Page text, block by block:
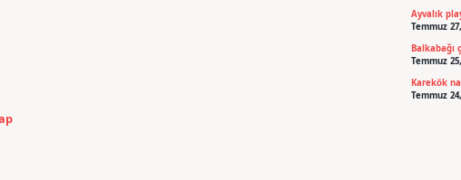
Ayvalık
Temmuz
Balkabağı
Temmuz
Karekök
Temmuz